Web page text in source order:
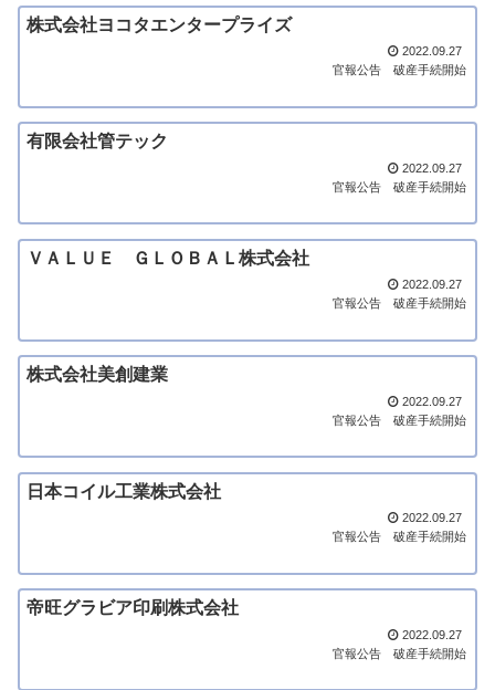
株式会社ヨコタエンタープライズ
2022.09.27
官報公告
破産手続開始
有限会社管テック
2022.09.27
官報公告
破産手続開始
ＶＡＬＵＥ ＧＬＯＢＡＬ株式会社
2022.09.27
官報公告
破産手続開始
株式会社美創建業
2022.09.27
官報公告
破産手続開始
日本コイル工業株式会社
2022.09.27
官報公告
破産手続開始
帝旺グラビア印刷株式会社
2022.09.27
官報公告
破産手続開始